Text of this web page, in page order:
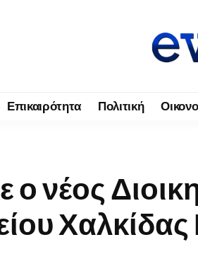
Επικαιρότητα Πολιτική
ο νέος